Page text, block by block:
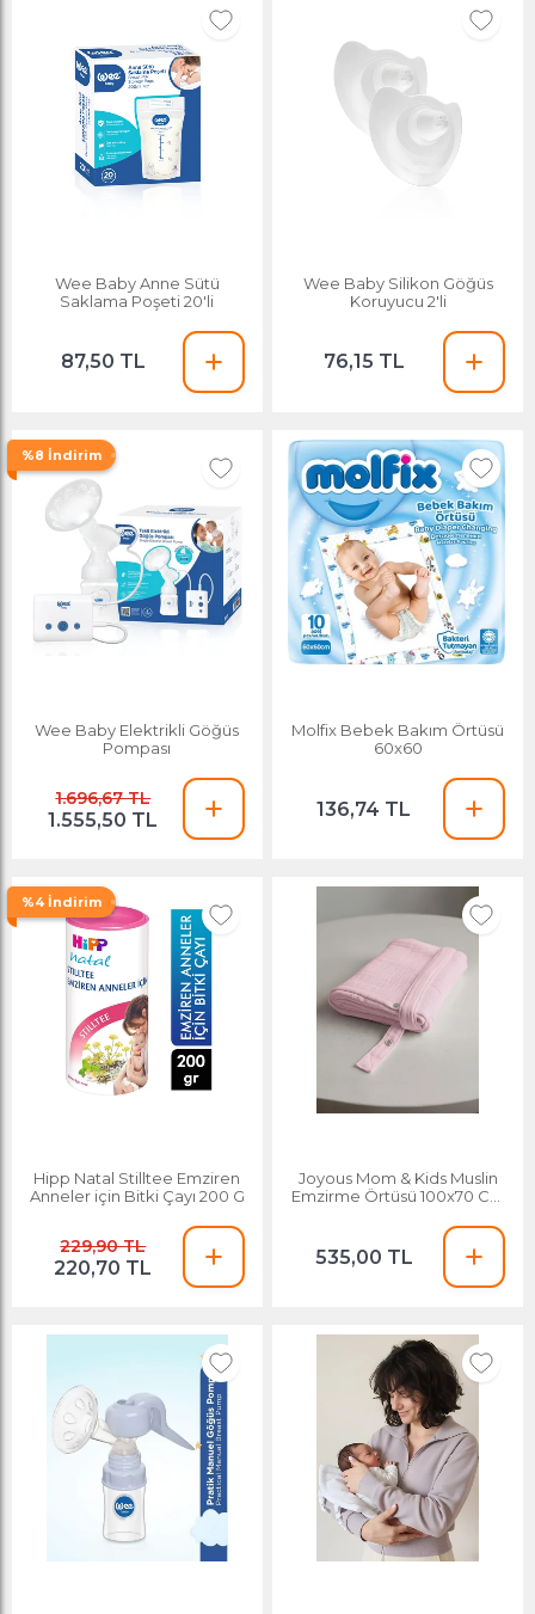
Wee Baby Anne Sütü
Saklama Poşeti 20'li
87,50 TL
Wee Baby Silikon Göğüs
Koruyucu 2'li
76,15 TL
%8 İndirim
Wee Baby Elektrikli Göğüs
Pompası
1.696,67 TL
1.555,50 TL
Molfix Bebek Bakım Örtüsü
60x60
136,74 TL
%4 İndirim
Hipp Natal Stilltee Emziren
Anneler için Bitki Çayı 200 G
229,90 TL
220,70 TL
Joyous Mom & Kids Muslin
Emzirme Örtüsü 100x70 Cm
535,00 TL